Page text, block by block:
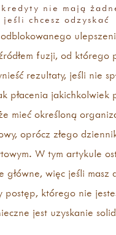
nie mają
jeśli chcesz odzyskać
fuzji, od którego
rezultaty, jeśli nie
płacenia jakichkolwiek
mieć określoną
oprócz złego
W tym artykule
główne, więc jeśli masz
postęp, którego nie
jest uzyskanie